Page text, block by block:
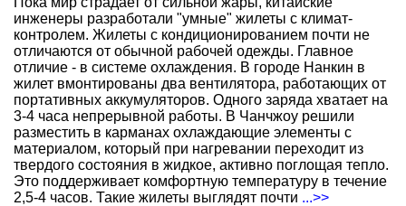
инженеры разработали "умные" жилеты с климат-
контролем. Жилеты с кондиционированием почти не
отличаются от обычной рабочей одежды. Главное
отличие - в системе охлаждения. В городе Нанкин в
жилет вмонтированы два вентилятора, работающих от
портативных аккумуляторов. Одного заряда хватает на
3-4 часа непрерывной работы. В Чанчжоу решили
разместить в карманах охлаждающие элементы с
материалом, который при нагревании переходит из
твердого состояния в жидкое, активно поглощая тепло.
Это поддерживает комфортную температуру в течение
2,5-4 часов. Такие жилеты выглядят почти ...>>